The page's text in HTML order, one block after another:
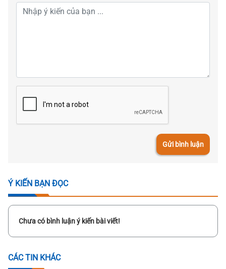
Gửi bình luận
Ý KIẾN BẠN ĐỌC
Chưa có bình luận ý kiến bài viết!
CÁC TIN KHÁC